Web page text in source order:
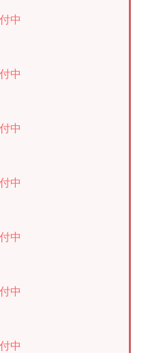
中
中
中
中
中
中
中